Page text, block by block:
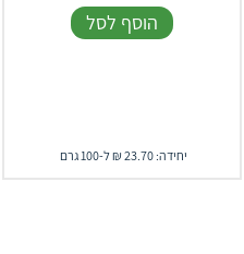
הוסף לסל
יחידה: 23.70 ₪ ל-100 גרם